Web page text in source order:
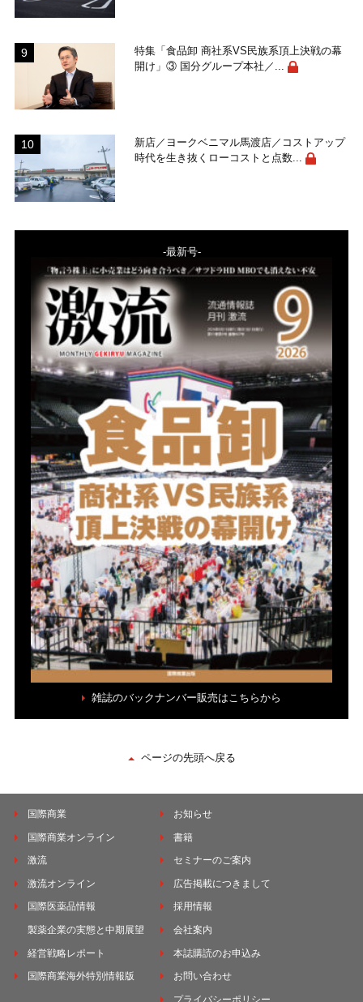
特集「食品卸 商社系VS民族系頂上決戦の幕
開け」③ 国分グループ本社／...
新店／ヨークベニマル馬渡店／コストアップ
時代を生き抜くローコストと点数...
-最新号-
雑誌のバックナンバー販売はこちらから
ページの先頭へ戻る
国際商業
国際商業オンライン
激流
激流オンライン
国際医薬品情報
製薬企業の実態と中期展望
経営戦略レポート
国際商業海外特別情報版
お知らせ
書籍
セミナーのご案内
広告掲載につきまして
採用情報
会社案内
本誌購読のお申込み
お問い合わせ
プライバシーポリシー